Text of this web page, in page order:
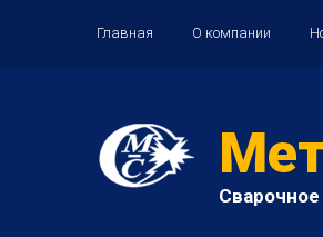
Главная О компании